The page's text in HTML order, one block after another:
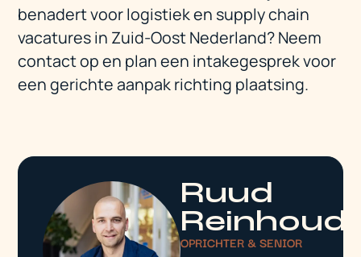
benadert voor logistiek en supply chain
vacatures in Zuid-Oost Nederland? Neem
contact op en plan een intakegesprek voor
een gerichte aanpak richting plaatsing.
Ruud
Reinhoud
OPRICHTER & SENIOR